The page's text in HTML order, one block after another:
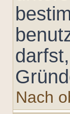
Nach